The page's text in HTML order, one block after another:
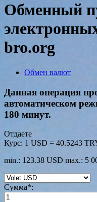
Обменный
bro.org
Обмен валют
Данная операция
автоматическом
180 минут.
Отдаете
Курс: 1 USD = 40.5243
min.: 123.38 USD max.: 5
Сумма*: